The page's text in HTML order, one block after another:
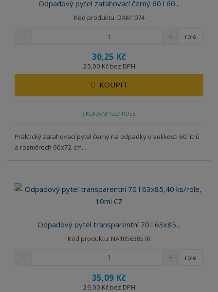
Odpadový pytel zatahovací černý 60 l 60...
Kód produktu: DAM1074
30,25 Kč
25,00 Kč bez DPH
role
KOUPIT
SKLADEM 1227 ROLE
Praktický zatahovací pytel černý na odpadky o velikosti 60 litrů
a rozměrech 60x72 cm...
Odpadový pytel transparentní 70 l 63x85...
Kód produktu: NA10S6385TR
35,09 Kč
29,00 Kč bez DPH
role